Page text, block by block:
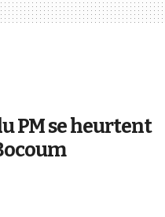
PM se heurtent